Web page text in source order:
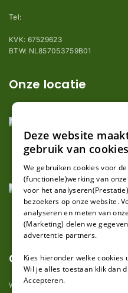
Tel:
KVK: 67529623
BTW: NL857053759B01
Onze locatie
Over ons
Wij van robotmaaier-mesjes.nl
Deze website
gebruik van
We gebruiken cookies voor de
(functionele)werking van
voor het
bezoekers op onze website.
analyseren en meten van
(Marketing) delen we
advertentie partners.
Kies hieronder welke cookies
Wil je alles toestaan klik dan
Accepteren.